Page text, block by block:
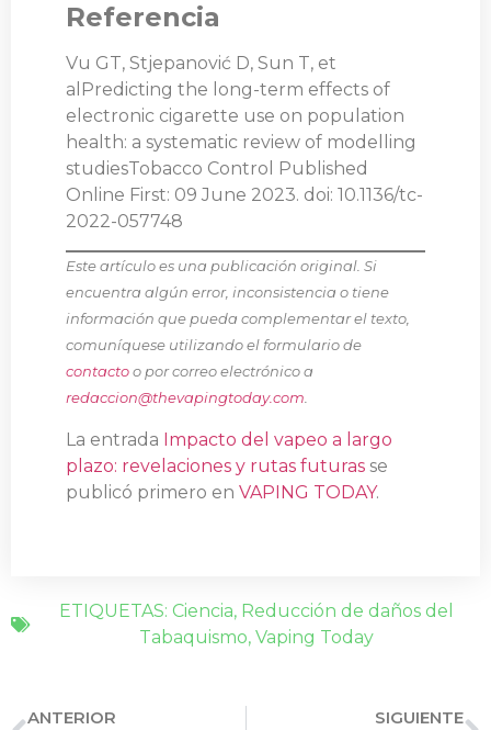
Referencia
Vu GT, Stjepanović D, Sun T, et
alPredicting the long-term effects of
electronic cigarette use on population
health: a systematic review of modelling
studiesTobacco Control Published
Online First: 09 June 2023. doi: 10.1136/tc-
2022-057748
Este artículo es una publicación original. Si
encuentra algún error, inconsistencia o tiene
información que pueda complementar el texto,
comuníquese utilizando el formulario de
contactoo por correo electrónico a
redaccion@thevapingtoday.com.
La entrada Impacto del vapeo a largo
plazo: revelaciones y rutas futuras se
publicó primero en VAPING TODAY.
ETIQUETAS: Ciencia, Reducción de daños del
Tabaquismo, Vaping Today
ANTERIOR SIGUIENTE